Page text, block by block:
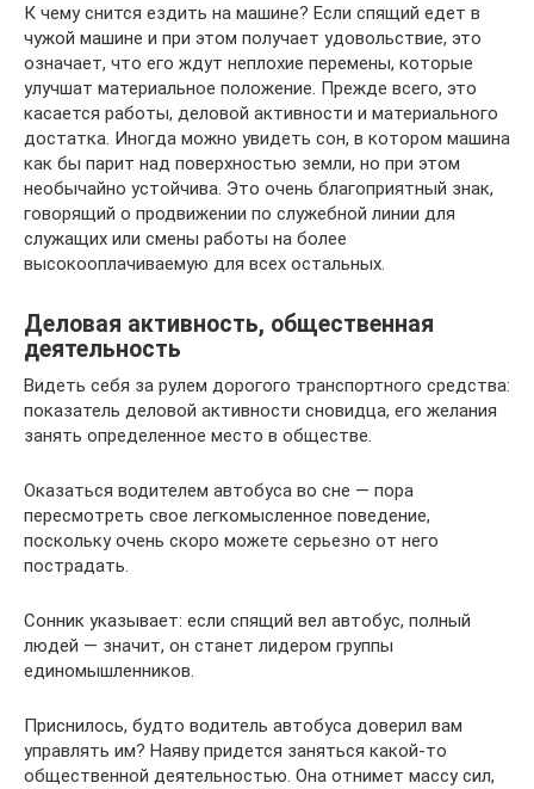
К чему снится ездить на машине? Если спящий едет в
чужой машине и при этом получает удовольствие, это
означает, что его ждут неплохие перемены, которые
улучшат материальное положение. Прежде всего, это
касается работы, деловой активности и материального
достатка. Иногда можно увидеть сон, в котором машина
как бы парит над поверхностью земли, но при этом
необычайно устойчива. Это очень благоприятный знак,
говорящий о продвижении по служебной линии для
служащих или смены работы на более
высокооплачиваемую для всех остальных.
Деловая активность, общественная
деятельность
Видеть себя за рулем дорогого транспортного средства:
показатель деловой активности сновидца, его желания
занять определенное место в обществе.
Оказаться водителем автобуса во сне — пора
пересмотреть свое легкомысленное поведение,
поскольку очень скоро можете серьезно от него
пострадать.
Сонник указывает: если спящий вел автобус, полный
людей — значит, он станет лидером группы
единомышленников.
Приснилось, будто водитель автобуса доверил вам
управлять им? Наяву придется заняться какой-то
общественной деятельностью. Она отнимет массу сил,